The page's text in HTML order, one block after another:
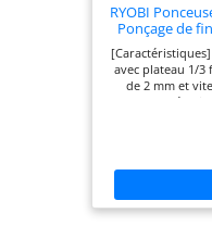
RYOBI
Ponçage de
préparation
avec plateau 1/3
de 2 mm et
ponçage
Ponceuse
feuille (93 x 185
de 12 000 tr/
maîtrisé.
excellente
confortable et
lors des